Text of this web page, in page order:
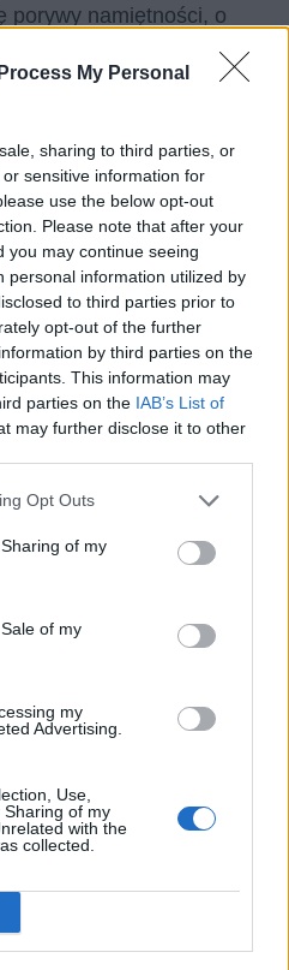
My Personal
sharing to third parties, or
sensitive information for
use the below opt-out
Please note that after your
you may continue seeing
personal information utilized by
to third parties prior to
opt-out of the further
by third parties on the
This information may
parties on the IAB’s List of
may further disclose it to other
Opt Outs
of my
of my
my
Advertising.
Use,
of my
with the
collected.
porywy namiętności, o
rodzaju wizerunku
los samotnik targany
w zaledwie kilku jego
z nich to
Giaur , Korsarz
w swoich dziełach
cechach, a